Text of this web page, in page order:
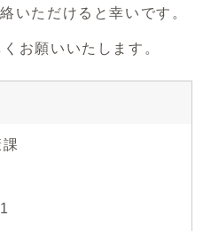
いただけると幸いです。
お願いいたします。